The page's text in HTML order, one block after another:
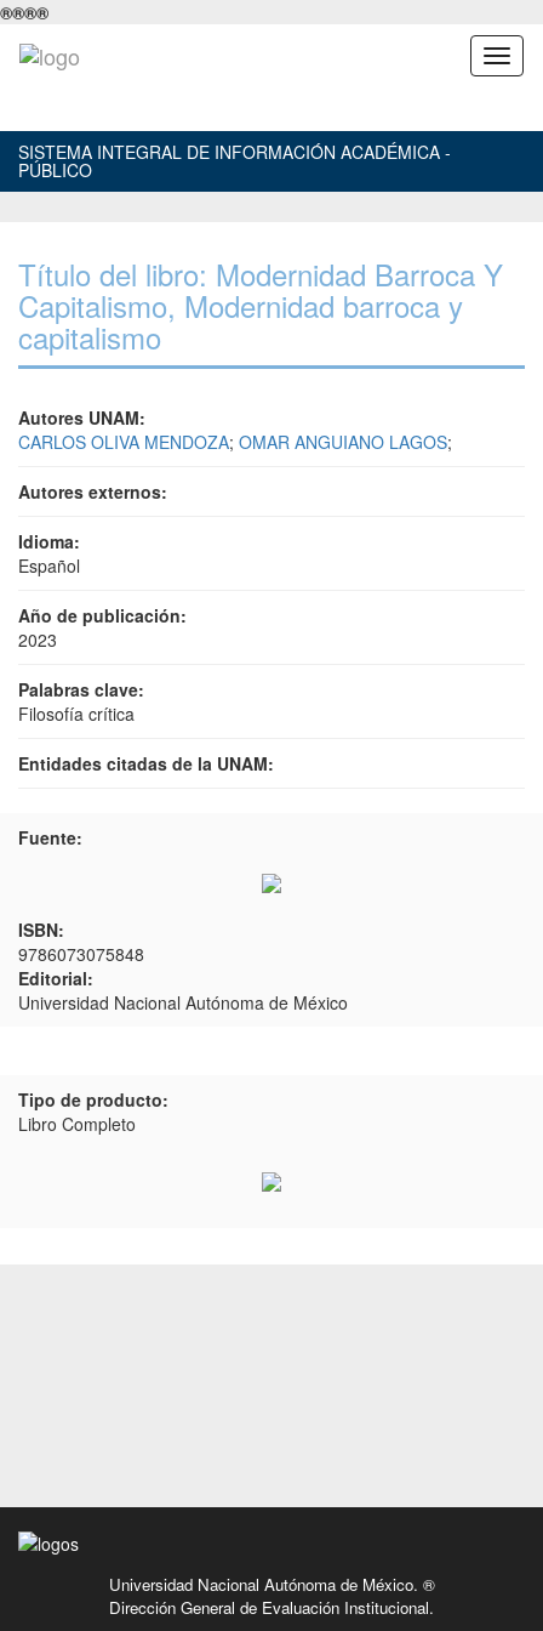
®®®®
SISTEMA INTEGRAL DE INFORMACIÓN ACADÉMICA -
PÚBLICO
Título del libro: Modernidad Barroca Y
Capitalismo, Modernidad barroca y
capitalismo
Autores UNAM:
CARLOS OLIVA MENDOZA; OMAR ANGUIANO LAGOS;
Autores externos:
Idioma:
Español
Año de publicación:
2023
Palabras clave:
Filosofía crítica
Entidades citadas de la UNAM:
Fuente:
ISBN:
9786073075848
Editorial:
Universidad Nacional Autónoma de México
Tipo de producto:
Libro Completo
Universidad Nacional Autónoma de México. ®
Dirección General de Evaluación Institucional.